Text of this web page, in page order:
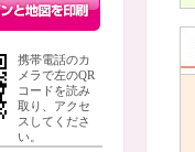
携帯電話のカ
メラで左のQR
コードを読み
取り、アクセ
スしてくださ
い。